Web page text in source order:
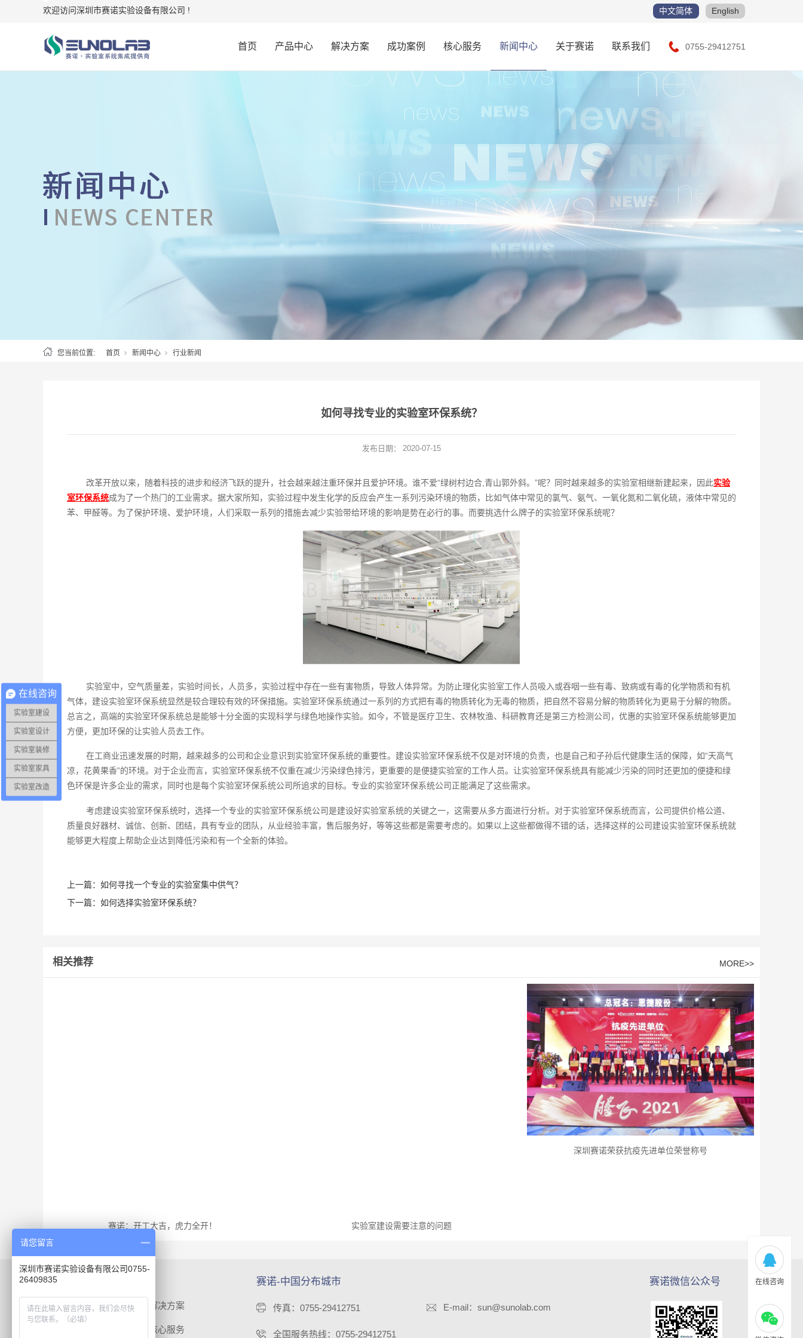
欢迎访问深圳市赛诺实验设备有限公司 ! 中文简体 English
首页 产品中心 解决方案 成功案例 核心服务 新闻中心 关于赛诺 联系我们 0755-29412751
您当前位置: 首页 新闻中心 行业新闻
如何寻找专业的实验室环保系统？
发布日期： 2020-07-15
改革开放以来，随着科技的进步和经济飞跃的提升，社会越来越注重环保并且爱护环境。谁不爱“绿树村边合,青山郭外斜。”呢？同时越来越多的实验室相继新建起来，因此实验
室环保系统成为了一个热门的工业需求。据大家所知，实验过程中发生化学的反应会产生一系列污染环境的物质，比如气体中常见的氯气、氨气、一氧化氮和二氧化硫，液体中常见的
苯、甲醛等。为了保护环境、爱护环境，人们采取一系列的措施去减少实验带给环境的影响是势在必行的事。而要挑选什么牌子的实验室环保系统‍呢？
实验室中，空气质量差，实验时间长，人员多，实验过程中存在一些有害物质，导致人体异常。为防止理化实验室工作人员吸入或吞咽一些有毒、致病或有毒的化学物质和有机
气体，建设实验室环保系统显然是较合理较有效的环保措施。实验室环保系统通过一系列的方式把有毒的物质转化为无毒的物质，把自然不容易分解的物质转化为更易于分解的物质。
总言之，高端的实验室环保系统总是能够十分全面的实现科学与绿色地操作实验。如今，不管是医疗卫生、农林牧渔、科研教育还是第三方检测公司，优惠的实验室环保系统‍能够更加
方便，更加环保的让实验人员去工作。
在工商业迅速发展的时期，越来越多的公司和企业意识到实验室环保系统的重要性。建设实验室环保系统不仅是对环境的负责，也是自己和子孙后代健康生活的保障，如“天高气
凉，花黄果香”的环境。对于企业而言，实验室环保系统不仅重在减少污染绿色排污，更重要的是便捷实验室的工作人员。让实验室环保系统具有能减少污染的同时还更加的便捷和绿
色环保是许多企业的需求，同时也是每个实验室环保系统公司所追求的目标。专业的实验室环保系统公司正能满足了这些需求。
考虑建设实验室环保系统时，选择一个专业的实验室环保系统公司是建设好实验室系统的关键之一，这需要从多方面进行分析。对于实验室环保系统而言，公司提供价格公道、
质量良好器材、诚信、创新、团结，具有专业的团队，从业经验丰富，售后服务好，等等这些都是需要考虑的。如果以上这些都做得不错的话，选择这样的公司建设实验室环保系统就
能够更大程度上帮助企业达到降低污染和有一个全新的体验。
上一篇： 如何寻找一个专业的实验室集中供气？
下一篇： 如何选择实验室环保系统？
相关推荐 MORE>>
赛诺：开工大吉，虎力全开！ 实验室建设需要注意的问题
深圳赛诺荣获抗疫先进单位荣誉称号
产品中心 解决方案
核心服务
赛诺-中国分布城市
传真：0755-29412751 E-mail：sun@sunolab.com
全国服务热线：0755-29412751
赛诺微信公众号 在线咨询
在线咨询
实验室建设
实验室设计
实验室装修
实验室家具
实验室改造
请您留言
深圳市赛诺实验设备有限公司0755-
26409835